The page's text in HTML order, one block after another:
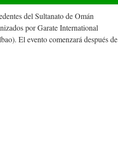
del Sultanato de Omán
por Garate International
El evento comenzará después de